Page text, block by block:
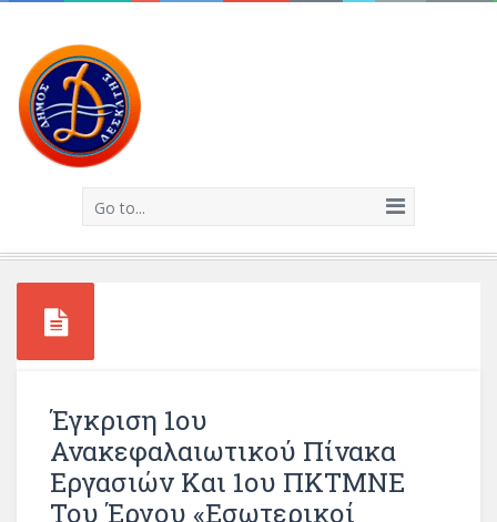
Go to...
Έγκριση 1ου
Ανακεφαλαιωτικού Πίνακα
Εργασιών Και 1ου ΠΚΤΜΝΕ
Του Έργου «Εσωτερικοί